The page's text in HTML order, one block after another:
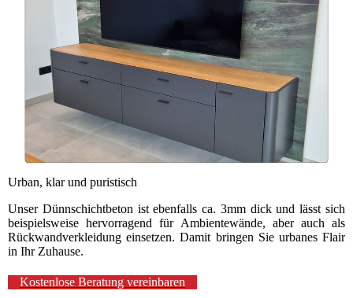
Urban, klar und puristisch
Unser Dünnschichtbeton ist ebenfalls ca. 3mm dick und lässt sich
beispielsweise hervorragend für Ambientewände, aber auch als
Rückwandverkleidung einsetzen. Damit bringen Sie urbanes Flair
in Ihr Zuhause.
Kostenlose Beratung vereinbaren